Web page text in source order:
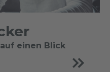
einen Blick